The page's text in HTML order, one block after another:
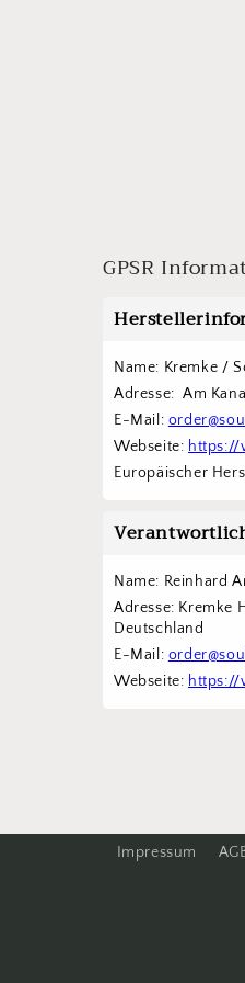
GPSR
Name: Kremke /
Adresse:  Am
E-Mail:
Webseite:
Europäischer
Name: Reinhard
Adresse: Kremke
Deutschland
E-Mail:
Webseite:
Impressum